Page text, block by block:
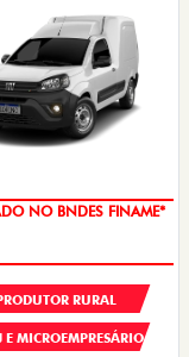
NO BNDES FINAME*
RURAL
E MICROEMPRESÁRIO